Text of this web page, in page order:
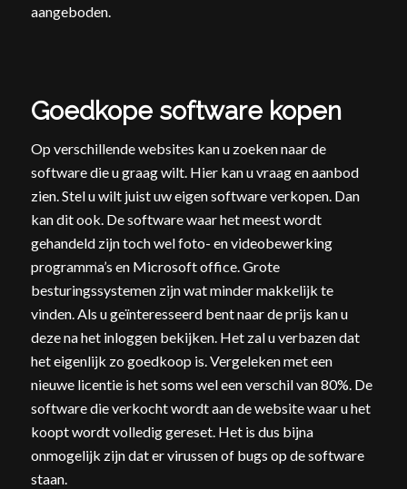
aangeboden.
Goedkope software kopen
Op verschillende websites kan u zoeken naar de
software die u graag wilt. Hier kan u vraag en aanbod
zien. Stel u wilt juist uw eigen software verkopen. Dan
kan dit ook. De software waar het meest wordt
gehandeld zijn toch wel foto- en videobewerking
programma’s en Microsoft office. Grote
besturingssystemen zijn wat minder makkelijk te
vinden. Als u geïnteresseerd bent naar de prijs kan u
deze na het inloggen bekijken. Het zal u verbazen dat
het eigenlijk zo goedkoop is. Vergeleken met een
nieuwe licentie is het soms wel een verschil van 80%. De
software die verkocht wordt aan de website waar u het
koopt wordt volledig gereset. Het is dus bijna
onmogelijk zijn dat er virussen of bugs op de software
staan.